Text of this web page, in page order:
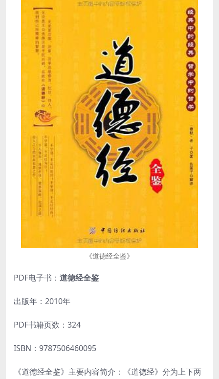
《道德经全鉴》
PDF电子书： 道德经全鉴
出版年：2010年
PDF书籍页数：324
ISBN：9787506460095
《道德经全鉴》主要内容简介：《道德经》分为上下两